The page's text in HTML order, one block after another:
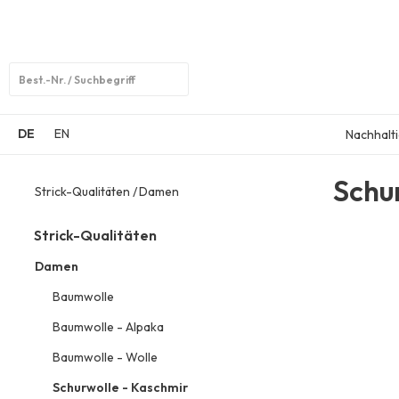
DE
EN
Strick-Qualitäten Damen
Strick-Qualitäten
Damen
Baumwolle
Baumwolle - Alpaka
Baumwolle - Wolle
Schurwolle - Kaschmir